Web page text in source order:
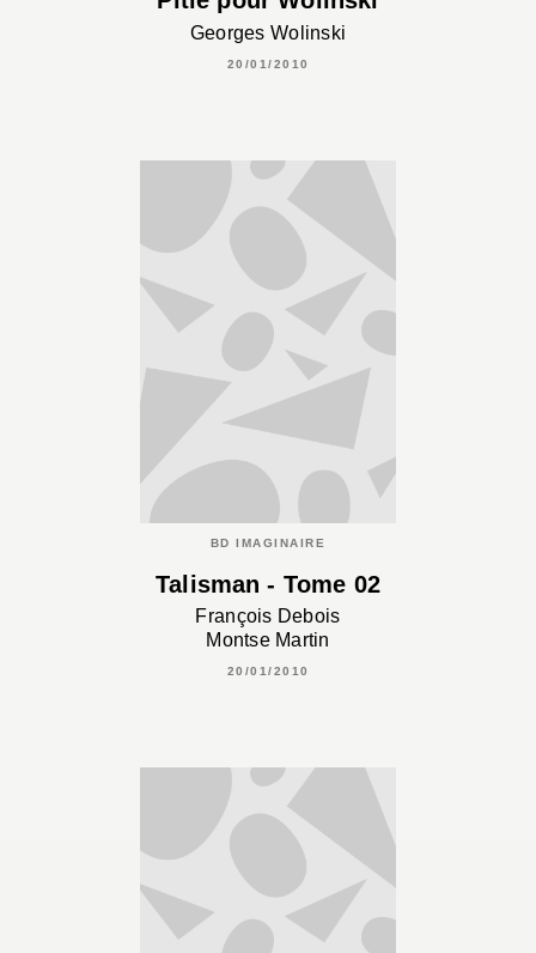
Georges Wolinski
20/01/2010
BD IMAGINAIRE
Talisman - Tome 02
François Debois
Montse Martin
20/01/2010